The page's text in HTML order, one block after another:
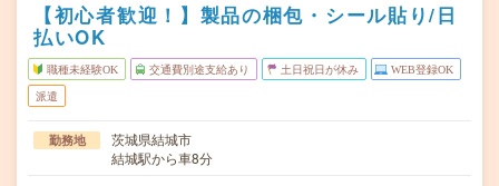
【初心者歓迎！】製品の梱包・シール貼り/日
払いOK
職種未経験OK 交通費別途支給あり 土日祝日が休み WEB登録OK
派遣
勤務地
茨城県結城市
結城駅から車8分